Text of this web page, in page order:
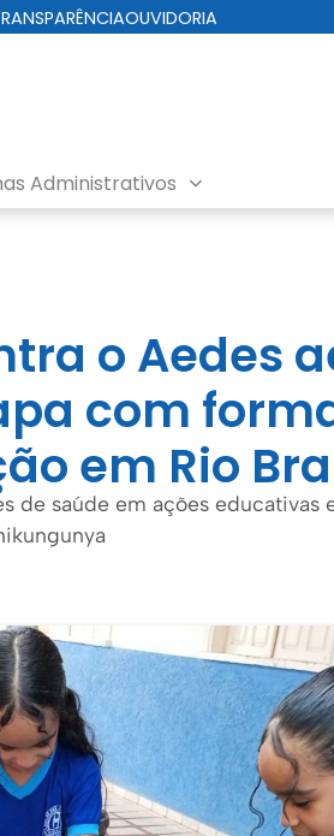
OUVIDORIA
Administrativos
o Aedes
com
em Rio
de saúde em ações educativas